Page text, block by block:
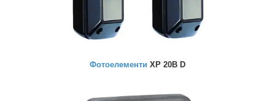
Фотоелементи XP 20B D